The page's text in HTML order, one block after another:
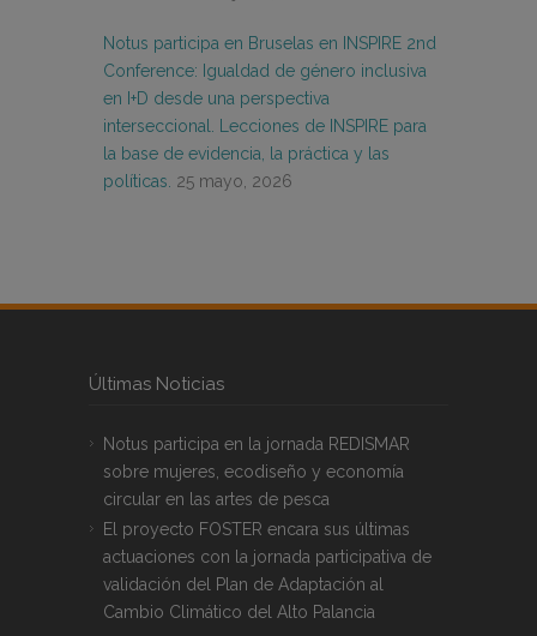
Notus participa en Bruselas en INSPIRE 2nd
Conference: Igualdad de género inclusiva
en I+D desde una perspectiva
interseccional. Lecciones de INSPIRE para
la base de evidencia, la práctica y las
políticas. 25 mayo, 2026
Últimas Noticias
Notus participa en la jornada REDISMAR
sobre mujeres, ecodiseño y economía
circular en las artes de pesca
El proyecto FOSTER encara sus últimas
actuaciones con la jornada participativa de
validación del Plan de Adaptación al
Cambio Climático del Alto Palancia